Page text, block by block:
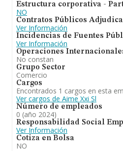
Estructura corporativa -
NO
Contratos Públicos
Ver Información
Incidencias de Fuentes
Ver Información
Operaciones
No constan
Grupo Sector
Comercio
Cargos
Encontrados 1 cargos en esta
Ver cargos de Aime Xxi Sl
Número de empleados
0 (año 2024)
Responsabilidad Social
Ver Información
Cotiza en Bolsa
NO